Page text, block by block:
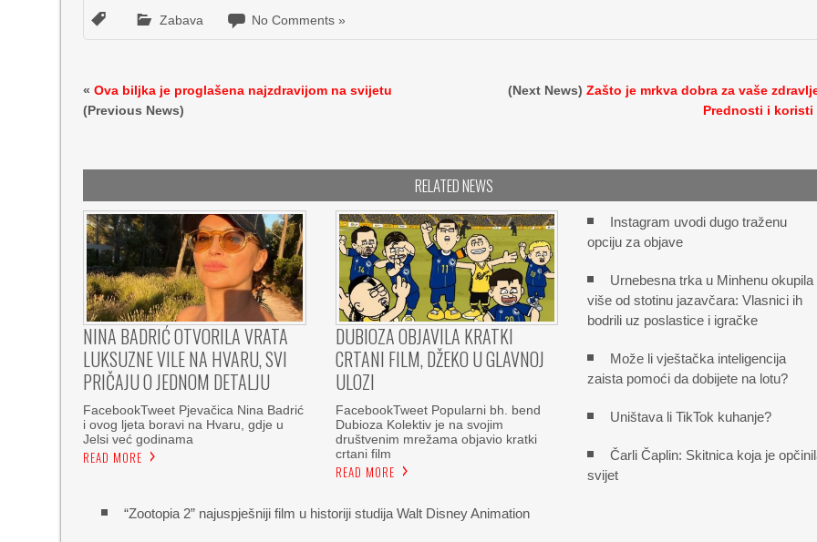
Zabava No Comments »
«Ova biljka je proglašena najzdravijom na svijetu
(Previous News)
(Next News)Zašto je mrkva dobra za vaše
Prednosti i koristi
RELATED NEWS
NINA BADRIĆ OTVORILA VRATA
LUKSUZNE VILE NA HVARU, SVI
PRIČAJU O JEDNOM DETALJU
FacebookTweet Pjevačica Nina Badrić
i ovog ljeta boravi na Hvaru, gdje u
Jelsi već godinama
READ MORE
DUBIOZA OBJAVILA KRATKI
CRTANI FILM, DŽEKO U GLAVNOJ
ULOZI
FacebookTweet Popularni bh. bend
Dubioza Kolektiv je na svojim
društvenim mrežama objavio kratki
crtani film
READ MORE
Instagram uvodi dugo traženu
opciju za objave
Urnebesna trka u Minhenu okupila
više od stotinu jazavčara: Vlasnici ih
bodrili uz poslastice i igračke
Može li vještačka inteligencija
zaista pomoći da dobijete na lotu?
Uništava li TikTok kuhanje?
Čarli Čaplin: Skitnica koja je
svijet
“Zootopia 2” najuspješniji film u historiji studija Walt Disney Animation